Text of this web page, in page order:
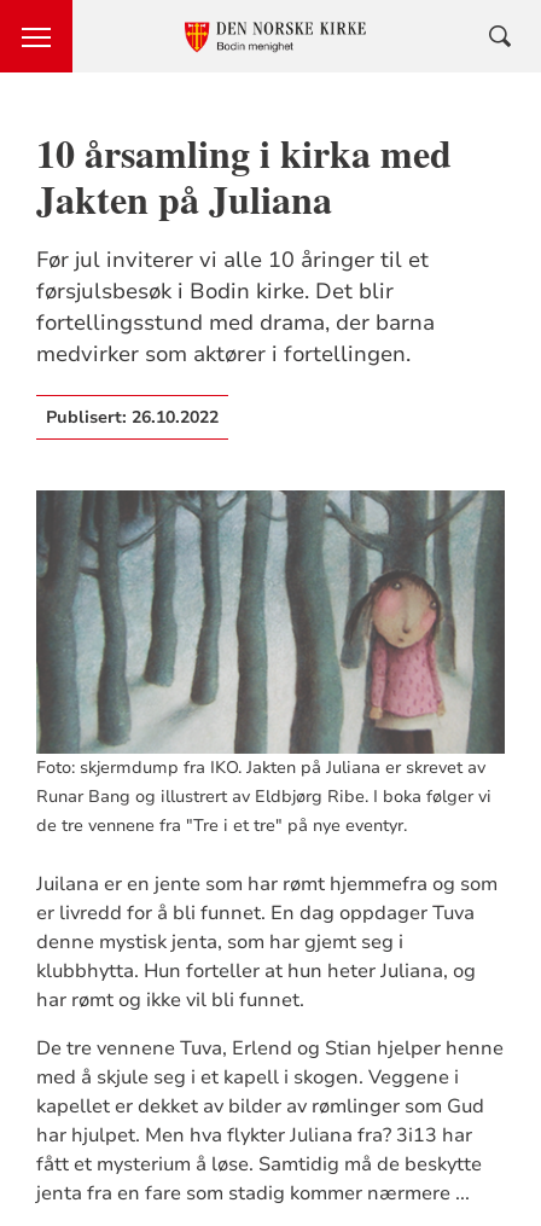
10 årsamling i kirka med
Jakten på Juliana
Før jul inviterer vi alle 10 åringer til et
førsjulsbesøk i Bodin kirke. Det blir
fortellingsstund med drama, der barna
medvirker som aktører i fortellingen.
Publisert: 26.10.2022
Foto: skjermdump fra IKO. Jakten på Juliana er skrevet av
Runar Bang og illustrert av Eldbjørg Ribe. I boka følger vi
de tre vennene fra "Tre i et tre" på nye eventyr.
Juilana er en jente som har rømt hjemmefra og som
er livredd for å bli funnet. En dag oppdager Tuva
denne mystisk jenta, som har gjemt seg i
klubbhytta. Hun forteller at hun heter Juliana, og
har rømt og ikke vil bli funnet.
De tre vennene Tuva, Erlend og Stian hjelper henne
med å skjule seg i et kapell i skogen. Veggene i
kapellet er dekket av bilder av rømlinger som Gud
har hjulpet. Men hva flykter Juliana fra? 3i13 har
fått et mysterium å løse. Samtidig må de beskytte
jenta fra en fare som stadig kommer nærmere ...